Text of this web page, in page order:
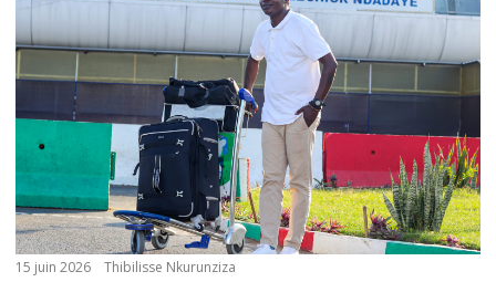
15 juin 2026 Thibilisse Nkurunziza